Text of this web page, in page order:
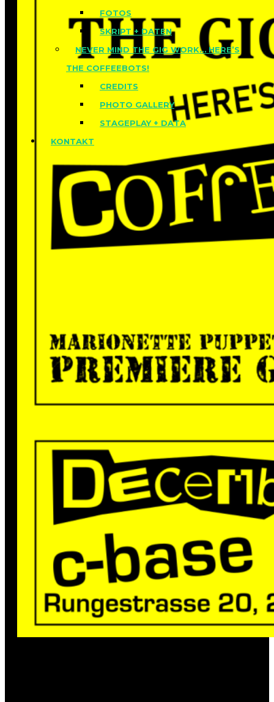
FOTOS
SKRIPT + DATEN
NEVER MIND THE GIG WORK… HERE’S
THE COFFEEBOTS!
CREDITS
PHOTO GALLERY
STAGEPLAY + DATA
KONTAKT